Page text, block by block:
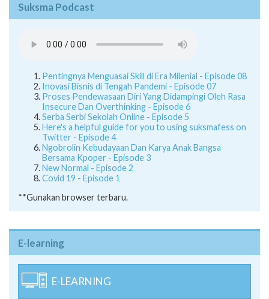
Suksma Podcast
Pentingnya Menguasai Skill di Era Milenial - Episode 08
Inovasi Bisnis di Tengah Pandemi - Episode 07
Proses Pendewasaan Diri Yang Didampingi Oleh Rasa
Insecure Dan Overthinking - Episode 6
Serba Serbi Sekolah Online - Episode 5
Here's a helpful guide for you to using suksmafess on
Twitter - Episode 4
Ngobrolin Kebudayaan Dan Karya Anak Bangsa
Bersama Kpoper - Episode 3
New Normal - Episode 2
Covid 19 - Episode 1
**Gunakan browser terbaru.
E-learning
E-LEARNING